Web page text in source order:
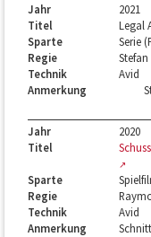
Jahr
2021
Titel
Legal
Sparte
Serie
Regie
Technik
Avid
Anmerkung
Jahr
2020
Titel
Sparte
Regie
Technik
Avid
Anmerkung